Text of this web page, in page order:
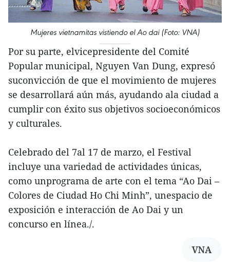
Mujeres vietnamitas vistiendo el Ao dai (Foto: VNA)
Por su parte, elvicepresidente del Comité
Popular municipal, Nguyen Van Dung, expresó
suconvicción de que el movimiento de mujeres
se desarrollará aún más, ayudando ala ciudad a
cumplir con éxito sus objetivos socioeconómicos
y culturales.
Celebrado del 7al 17 de marzo, el Festival
incluye una variedad de actividades únicas,
como unprograma de arte con el tema “Ao Dai –
Colores de Ciudad Ho Chi Minh”, unespacio de
exposición e interacción de Ao Dai y un
concurso en línea./.
VNA